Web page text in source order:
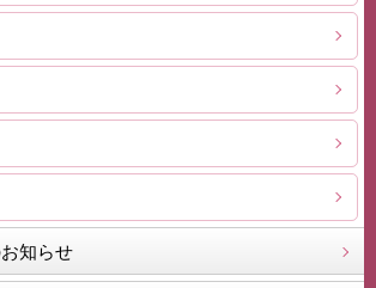
知らせ